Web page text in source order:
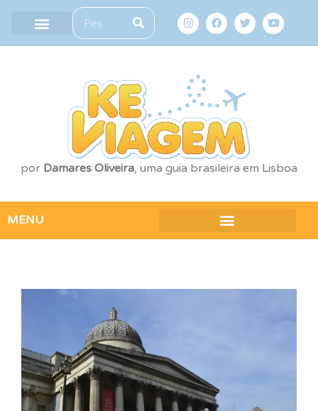
por Damares Oliveira, uma guia brasileira em Lisboa
MENU